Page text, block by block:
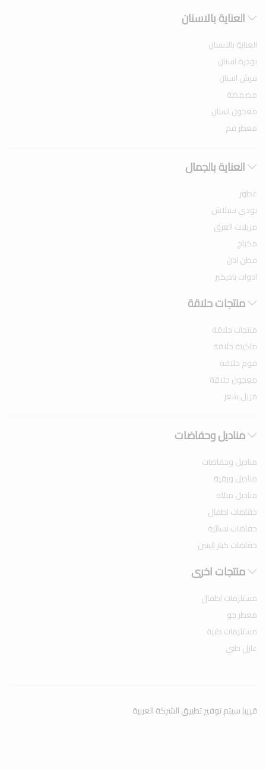
العناية بالاسنان
العناية بالاسنان
بودرة اسنان
فرش اسنان
مضمضة
معجون اسنان
معطر فم
العناية بالجمال
عطور
بودى سبلاش
مزيلات العرق
مكياج
قطن اذن
ادوات باديكير
منتجات حلاقة
منتجات حلاقة
ماكينة حلاقة
فوم حلاقة
معجون حلاقة
مزيل شعر
مناديل وحفاضات
مناديل وحفاضات
مناديل ورقية
مناديل مبلله
حفاضات اطفال
حفاضات نسائية
حفاضات كبار السن
منتجات اخرى
مستلزمات اطفال
معطر جو
مستلزمات طبية
عازل طبي
قريبا سيتم توفير تطبيق الشركة العربية